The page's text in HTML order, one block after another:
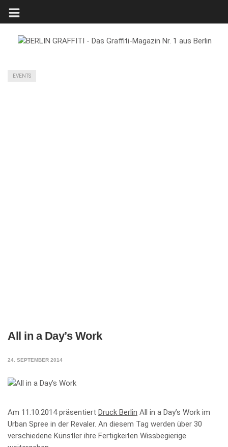
EVENTS
All in a Day’s Work
24. SEPTEMBER 2014
Am 11.10.2014 präsentiert Druck Berlin All in a Day’s Work im
Urban Spree in der Revaler. An diesem Tag werden über 30
verschiedene Künstler ihre Fertigkeiten Wissbegierige